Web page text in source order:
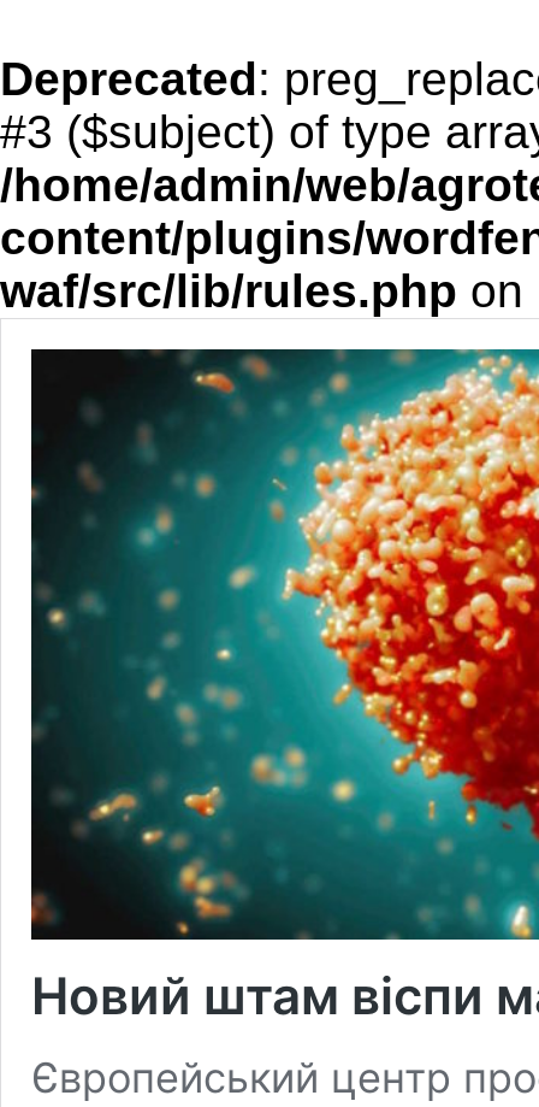
Deprecated:
#3 ($subject) of type
/home/admin/web/
content/plugins/
waf/src/lib/rules.php
Новий штам віспи
Європейський центр